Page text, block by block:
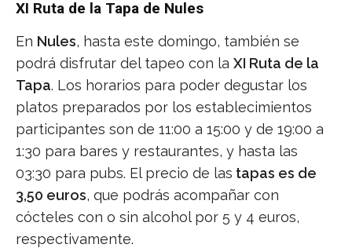
XI Ruta de la Tapa de Nules
En Nules, hasta este domingo, también se
podrá disfrutar del tapeo con la XI Ruta de la
Tapa. Los horarios para poder degustar los
platos preparados por los establecimientos
participantes son de 11:00 a 15:00 y de 19:00 a
1:30 para bares y restaurantes, y hasta las
03:30 para pubs. El precio de las tapas es de
3,50 euros, que podrás acompañar con
cócteles con o sin alcohol por 5 y 4 euros,
respectivamente.